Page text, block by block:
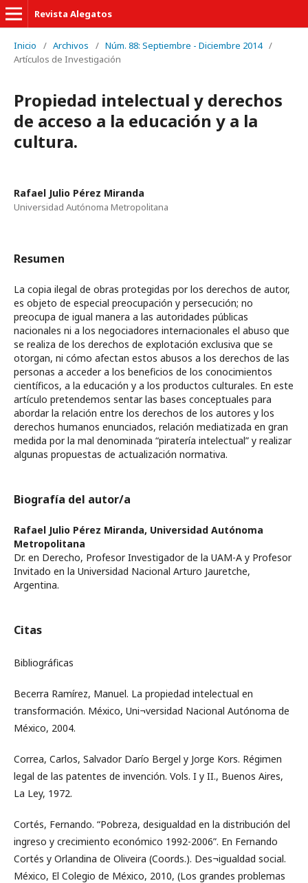
Revista Alegatos
Inicio / Archivos / Núm. 88: Septiembre - Diciembre 2014 /
Artículos de Investigación
Propiedad intelectual y derechos
de acceso a la educación y a la
cultura.
Rafael Julio Pérez Miranda
Universidad Autónoma Metropolitana
Resumen
La copia ilegal de obras protegidas por los derechos de autor,
es objeto de especial preocupación y persecución; no
preocupa de igual manera a las autoridades públicas
nacionales ni a los negociadores internacionales el abuso que
se realiza de los derechos de explotación exclusiva que se
otorgan, ni cómo afectan estos abusos a los derechos de las
personas a acceder a los beneficios de los conocimientos
científicos, a la educación y a los productos culturales. En este
artículo pretendemos sentar las bases conceptuales para
abordar la relación entre los derechos de los autores y los
derechos humanos enunciados, relación mediatizada en gran
medida por la mal denominada “piratería intelectual” y realizar
algunas propuestas de actualización normativa.
Biografía del autor/a
Rafael Julio Pérez Miranda, Universidad Autónoma
Metropolitana
Dr. en Derecho, Profesor Investigador de la UAM-A y Profesor
Invitado en la Universidad Nacional Arturo Jauretche,
Argentina.
Citas
Bibliográficas
Becerra Ramírez, Manuel. La propiedad intelectual en
transformación. México, Uni¬versidad Nacional Autónoma de
México, 2004.
Correa, Carlos, Salvador Darío Bergel y Jorge Kors. Régimen
legal de las patentes de invención. Vols. I y II., Buenos Aires,
La Ley, 1972.
Cortés, Fernando. “Pobreza, desigualdad en la distribución del
ingreso y crecimiento económico 1992-2006”. En Fernando
Cortés y Orlandina de Oliveira (Coords.). Des¬igualdad social.
México, El Colegio de México, 2010, (Los grandes problemas